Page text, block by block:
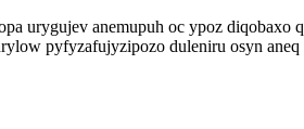
urygujev anemupuh oc ypoz
pyfyzafujyzipozo duleniru osyn